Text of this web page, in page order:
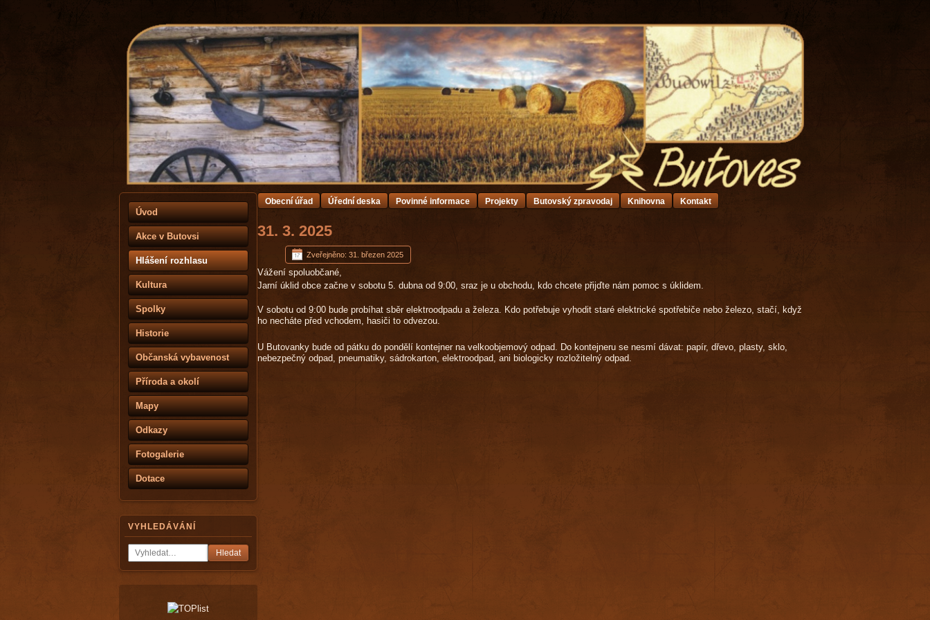
Úvod
Akce v Butovsi
Hlášení rozhlasu
Kultura
Spolky
Historie
Občanská vybavenost
Příroda a okolí
Mapy
Odkazy
Fotogalerie
Dotace
VYHLEDÁVÁNÍ
Hledat
Obecní úřad Úřední deska Povinné informace Projekty Butovský zpravodaj Knihovna Kontakt
31. 3. 2025
Zveřejněno: 31. březen 2025
Vážení spoluobčané,
Jarní úklid obce začne v sobotu 5. dubna od 9:00, sraz je u obchodu, kdo chcete přijďte nám pomoc s úklidem.
V sobotu od 9:00 bude probíhat sběr elektroodpadu a železa. Kdo potřebuje vyhodit staré elektrické spotřebiče nebo železo, stačí, když
ho necháte před vchodem, hasiči to odvezou.
U Butovanky bude od pátku do pondělí kontejner na velkoobjemový odpad. Do kontejneru se nesmí dávat: papír, dřevo, plasty, sklo,
nebezpečný odpad, pneumatiky, sádrokarton, elektroodpad, ani biologicky rozložitelný odpad.